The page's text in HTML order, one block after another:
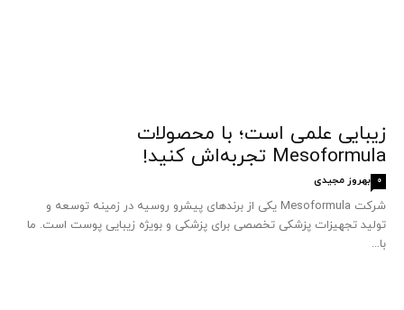
زیبایی علمی است؛ با محصولات
Mesoformula تجربه‌اش کنید!
بهروز مجیدی 0
شرکت Mesoformula یکی از برندهای پیشرو روسیه در زمینه توسعه و
تولید تجهیزات پزشکی تخصصی برای پزشکی و بویژه زیبایی پوست است. ما
با...